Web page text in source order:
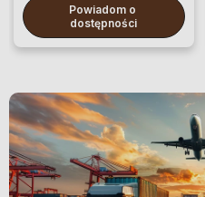
Powiadom o
dostępności